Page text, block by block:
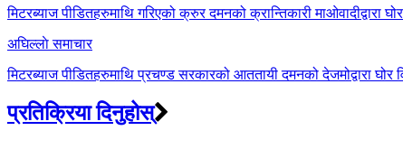
navigation
मिटरब्याज पीडितहरुमाथि गरिएको क्रुर दमनको क्रान्तिकारी माओवादीद्वारा
अघिल्लाे समाचार
मिटरब्याज पीडितहरुमाथि प्रचण्ड सरकारको आततायी दमनको देजमोद्वारा घोर
प्रतिक्रिया दिनुहोस्